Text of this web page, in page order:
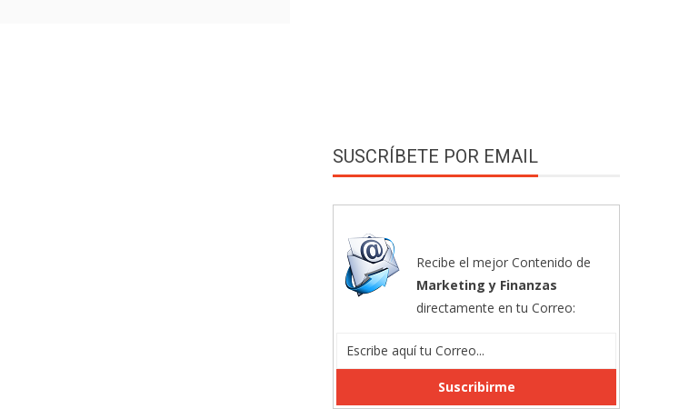
SUSCRÍBETE POR EMAIL
Recibe el mejor Contenido de
Marketing y Finanzas
directamente en tu Correo: